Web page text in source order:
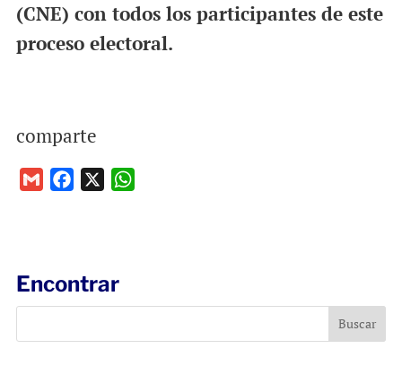
(CNE) con todos los participantes de este
proceso electoral.
comparte
o
k
p
Encontrar